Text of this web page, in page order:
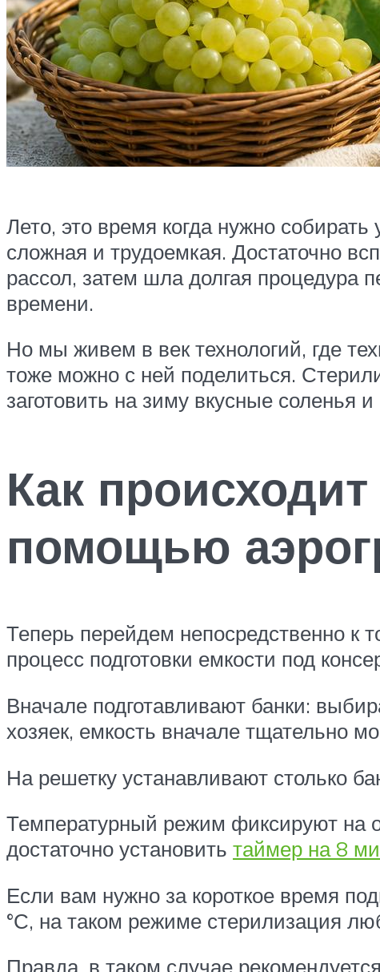
Лето, это время когда нужно
сложная и трудоемкая. Достаточно
рассол, затем шла долгая процедура
времени.
Но мы живем в век технологий, где
тоже можно с ней поделиться.
заготовить на зиму вкусные соленья и
Как
помощью
Теперь перейдем непосредственно к
процесс подготовки емкости под
Вначале подготавливают банки:
хозяек, емкость вначале тщательно
На решетку устанавливают столько
Температурный режим фиксируют на
достаточно установить таймер на 8
Если вам нужно за короткое время
°С, на таком режиме стерилизация
Правда, в таком случае